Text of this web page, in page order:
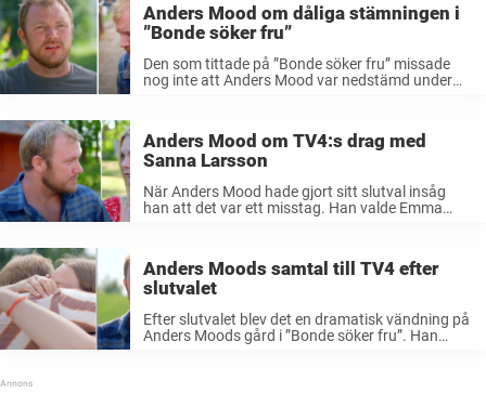
Anders Mood om dåliga stämningen i
”Bonde söker fru”
Den som tittade på ”Bonde söker fru” missade
nog inte att Anders Mood var nedstämd under
Anders Mood om TV4:s drag med
Sanna Larsson
När Anders Mood hade gjort sitt slutval insåg
han att det var ett misstag. Han valde Emma
Anders Moods samtal till TV4 efter
slutvalet
Efter slutvalet blev det en dramatisk vändning på
Anders Moods gård i ”Bonde söker fru”. Han